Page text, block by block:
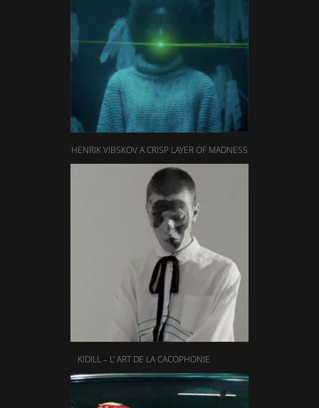
HENRIK VIBSKOV A CRISP LAYER OF MADNESS
KIDILL – L’ ART DE LA CACOPHONIE